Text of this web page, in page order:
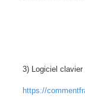
3) Logiciel
https://